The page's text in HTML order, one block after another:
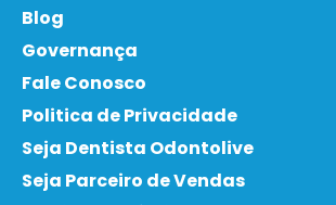
Blog
Governança
Fale Conosco
Politica de Privacidade
Seja Dentista Odontolive
Seja Parceiro de Vendas